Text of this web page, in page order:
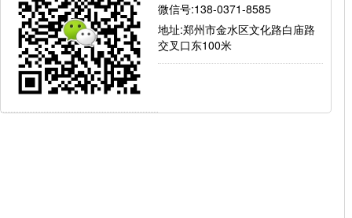
微信号:138-0371-8585
地址:郑州市金水区文化路白庙路
交叉口东100米